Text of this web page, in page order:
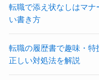
転職で添え状なしはマ
い書き方
転職の履歴書で趣味・
正しい対処法を解説